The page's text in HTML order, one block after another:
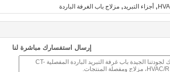
, أجزاء التبريد, مزلاج باب الغرفة الباردة
إرسال استفسارك مباشرة لنا